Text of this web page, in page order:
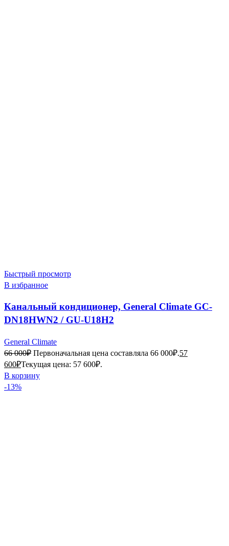
Быстрый просмотр
В избранное
Канальный кондиционер, General Climate GC-
DN18HWN2 / GU-U18H2
General Climate
66 000₽ Первоначальная цена составляла 66 000₽.57
600₽Текущая цена: 57 600₽.
В корзину
-13%